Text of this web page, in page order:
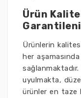
Ürün
Ürünlerin
her
uyulmakta,
ürünler en taze